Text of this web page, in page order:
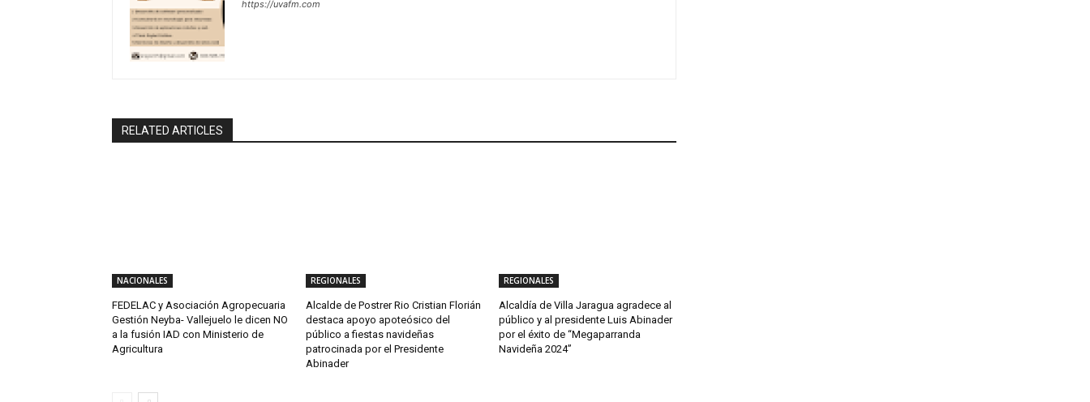
https://uvafm.com
RELATED ARTICLES
NACIONALES
FEDELAC y Asociación Agropecuaria
Gestión Neyba- Vallejuelo le dicen NO
a la fusión IAD con Ministerio de
Agricultura
REGIONALES
Alcalde de Postrer Rio Cristian Florián
destaca apoyo apoteósico del
público a fiestas navideñas
patrocinada por el Presidente
Abinader
REGIONALES
Alcaldía de Villa Jaragua agradece al
público y al presidente Luis Abinader
por el éxito de “Megaparranda
Navideña 2024”